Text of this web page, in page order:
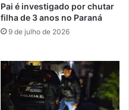
Pai é investigado por chutar
filha de 3 anos no Paraná
9 de julho de 2026